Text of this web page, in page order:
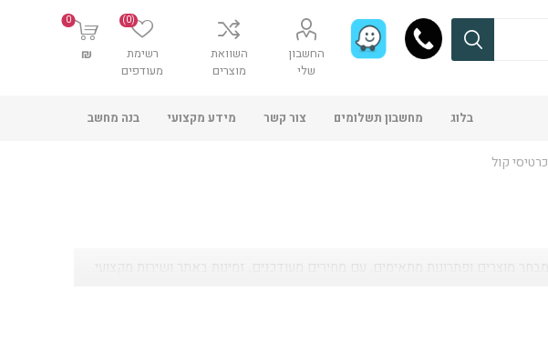
החשבון
שלי
השוואת
מוצרים
רשימת
מעודפים
(0)
0
₪
בלוג מחשבון תשלומים צור קשר מידע מקצועי בנה מחשב
כרטיסי קול